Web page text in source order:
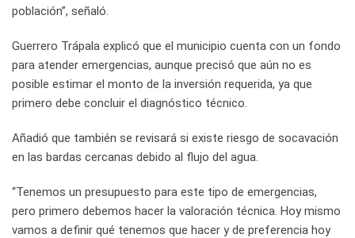
población”, señaló.
Guerrero Trápala explicó que el municipio cuenta con un fondo
para atender emergencias, aunque precisó que aún no es
posible estimar el monto de la inversión requerida, ya que
primero debe concluir el diagnóstico técnico.
Añadió que también se revisará si existe riesgo de socavación
en las bardas cercanas debido al flujo del agua.
“Tenemos un presupuesto para este tipo de emergencias,
pero primero debemos hacer la valoración técnica. Hoy mismo
vamos a definir qué tenemos que hacer y de preferencia hoy